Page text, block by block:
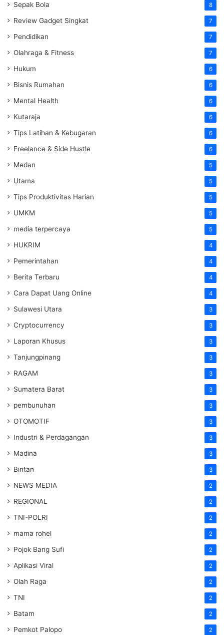
Sepak Bola 8
Review Gadget Singkat 7
Pendidikan 7
Olahraga & Fitness 7
Hukum 6
Bisnis Rumahan 6
Mental Health 6
Kutaraja 6
Tips Latihan & Kebugaran 6
Freelance & Side Hustle 6
Medan 5
Utama 5
Tips Produktivitas Harian 5
UMKM 5
media terpercaya 5
HUKRIM 4
Pemerintahan 4
Berita Terbaru 4
Cara Dapat Uang Online 4
Sulawesi Utara 3
Cryptocurrency 3
Laporan Khusus 3
Tanjungpinang 3
RAGAM 3
Sumatera Barat 3
pembunuhan 3
OTOMOTIF 3
Industri & Perdagangan 3
Madina 3
Bintan 3
NEWS MEDIA 2
REGIONAL 2
TNI-POLRI 2
mama rohel 2
Pojok Bang Sufi 2
Aplikasi Viral 2
Olah Raga 2
TNI 2
Batam 2
Pemkot Palopo 2